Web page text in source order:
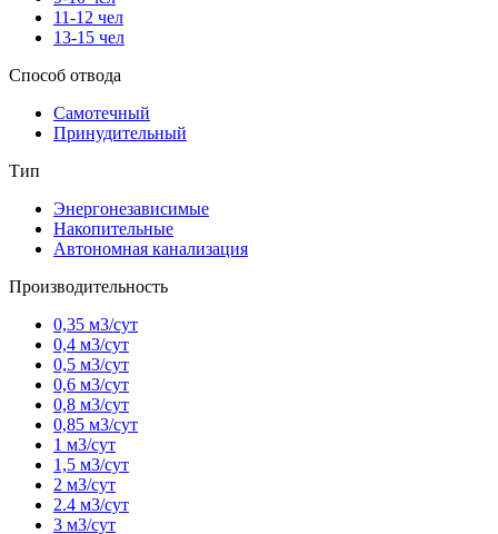
11-12 чел
13-15 чел
Способ отвода
Самотечный
Принудительный
Тип
Энергонезависимые
Накопительные
Автономная канализация
Производительность
0,35 м3/сут
0,4 м3/сут
0,5 м3/сут
0,6 м3/сут
0,8 м3/сут
0,85 м3/сут
1 м3/сут
1,5 м3/сут
2 м3/сут
2.4 м3/сут
3 м3/сут